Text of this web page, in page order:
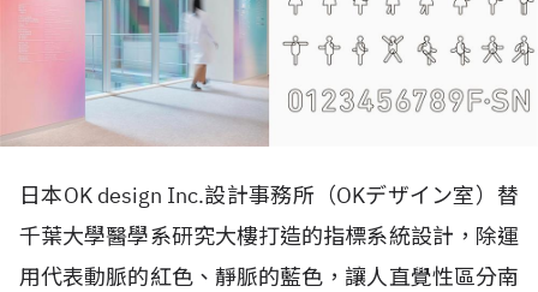
日本OK design Inc.設計事務所（OKデザイン室）替
千葉大學醫學系研究大樓打造的指標系統設計，除運
用代表動脈的紅色、靜脈的藍色，讓人直覺性區分南